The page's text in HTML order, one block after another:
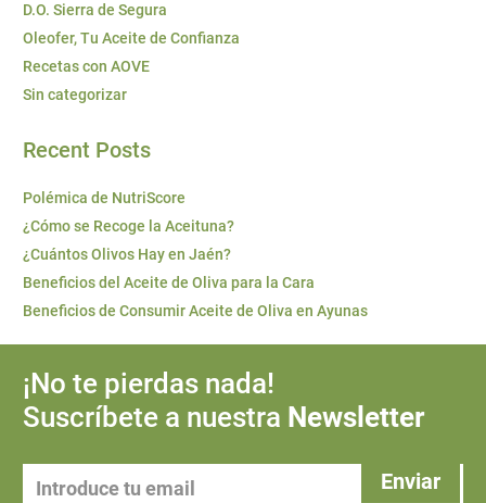
D.O. Sierra de Segura
Oleofer, Tu Aceite de Confianza
Recetas con AOVE
Sin categorizar
Recent Posts
Polémica de NutriScore
¿Cómo se Recoge la Aceituna?
¿Cuántos Olivos Hay en Jaén?
Beneficios del Aceite de Oliva para la Cara
Beneficios de Consumir Aceite de Oliva en Ayunas
¡No te pierdas nada!
Suscríbete a nuestra Newsletter